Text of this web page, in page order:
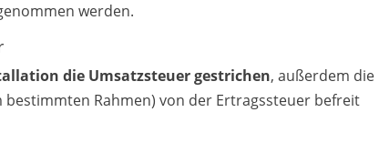
werden.
die Umsatzsteuer gestrichen, außerdem die
Rahmen) von der Ertragssteuer befreit